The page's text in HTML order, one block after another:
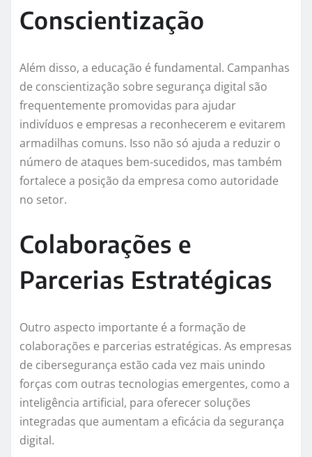
Conscientização
Além disso, a educação é fundamental. Campanhas
de conscientização sobre segurança digital são
frequentemente promovidas para ajudar
indivíduos e empresas a reconhecerem e evitarem
armadilhas comuns. Isso não só ajuda a reduzir o
número de ataques bem-sucedidos, mas também
fortalece a posição da empresa como autoridade
no setor.
Colaborações e
Parcerias Estratégicas
Outro aspecto importante é a formação de
colaborações e parcerias estratégicas. As empresas
de cibersegurança estão cada vez mais unindo
forças com outras tecnologias emergentes, como a
inteligência artificial, para oferecer soluções
integradas que aumentam a eficácia da segurança
digital.